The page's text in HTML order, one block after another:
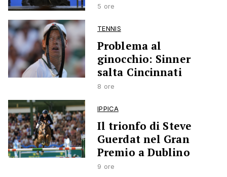
5 ore
TENNIS
Problema al
ginocchio: Sinner
salta Cincinnati
8 ore
IPPICA
Il trionfo di Steve
Guerdat nel Gran
Premio a Dublino
9 ore